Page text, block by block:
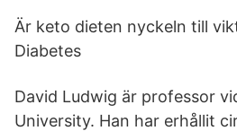
Är keto dieten nyckeln till
Diabetes
David Ludwig är professor
University. Han har erhållit